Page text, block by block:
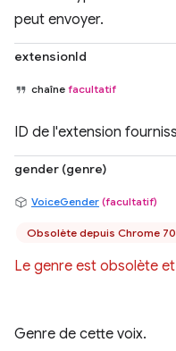
peut envoyer.
extensionId
chaîne facultatif
ID de l'extension
gender (genre)
VoiceGender (facultatif)
Obsolète depuis Chrome 70
Le genre est obsolète
Genre de cette voix.